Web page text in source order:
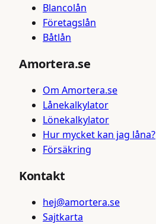
Blancolån
Företagslån
Båtlån
Amortera.se
Om Amortera.se
Lånekalkylator
Lönekalkylator
Hur mycket kan jag låna?
Försäkring
Kontakt
hej@amortera.se
Sajtkarta